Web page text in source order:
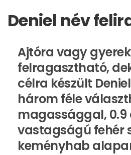
Deniel név
Ajtóra vagy
felragasztható,
célra készült
három féle
magassággal, 0.9
vastagságú fehér
keményhab